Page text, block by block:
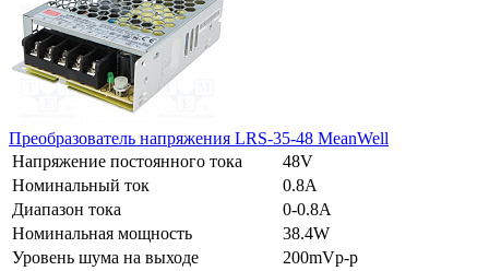
Преобразователь напряжения LRS-35-48 MeanWell
Напряжение постоянного тока
48V
Номинальный ток
0.8A
Диапазон тока
0-0.8A
Номинальная мощность
38.4W
Уровень шума на выходе
200mVp-p